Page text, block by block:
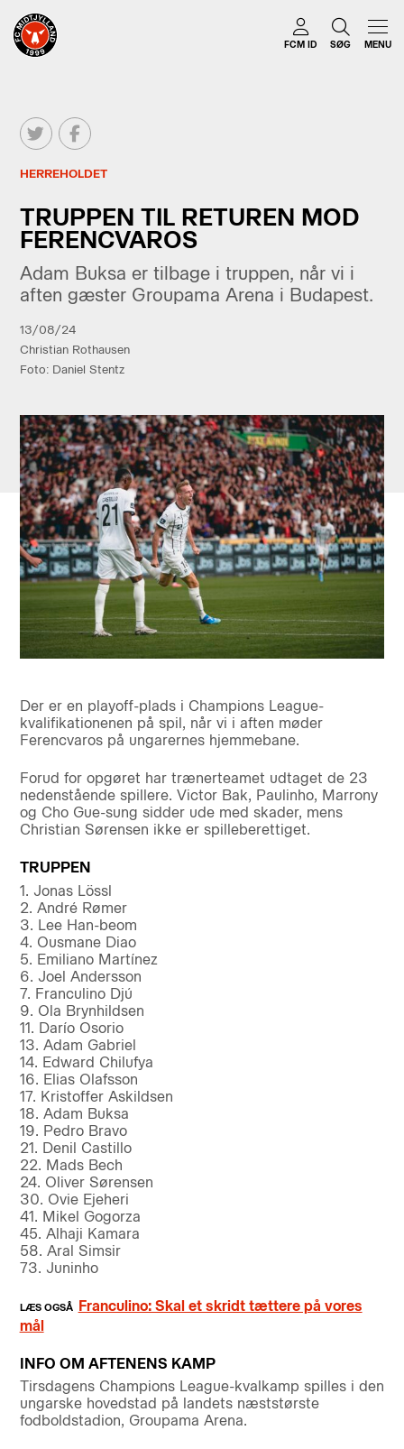
FCM ID SØG MENU
HERREHOLDET
TRUPPEN TIL RETUREN MOD
FERENCVAROS
Adam Buksa er tilbage i truppen, når vi i
aften gæster Groupama Arena i Budapest.
13/08/24
Christian Rothausen
Foto: Daniel Stentz
Der er en playoff-plads i Champions League-
kvalifikationenen på spil, når vi i aften møder
Ferencvaros på ungarernes hjemmebane.
Forud for opgøret har trænerteamet udtaget de 23
nedenstående spillere. Victor Bak, Paulinho, Marrony
og Cho Gue-sung sidder ude med skader, mens
Christian Sørensen ikke er spilleberettiget.
TRUPPEN
1. Jonas Lössl
2. André Rømer
3. Lee Han-beom
4. Ousmane Diao
5. Emiliano Martínez
6. Joel Andersson
7. Franculino Djú
9. Ola Brynhildsen
11. Darío Osorio
13. Adam Gabriel
14. Edward Chilufya
16. Elias Olafsson
17. Kristoffer Askildsen
18. Adam Buksa
19. Pedro Bravo
21. Denil Castillo
22. Mads Bech
24. Oliver Sørensen
30. Ovie Ejeheri
41. Mikel Gogorza
45. Alhaji Kamara
58. Aral Simsir
73. Juninho
Franculino: Skal et skridt tættere på vores
mål
INFO OM AFTENENS KAMP
Tirsdagens Champions League-kvalkamp spilles i den
ungarske hovedstad på landets næststørste
fodboldstadion, Groupama Arena.